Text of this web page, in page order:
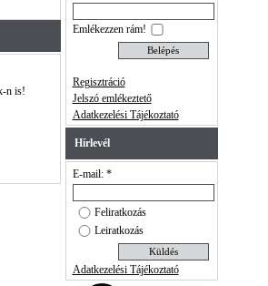
n is!
Emlékezzen rám!
Regisztráció
Jelszó emlékeztető
Adatkezelési Tájékoztató
Hírlevél
E-mail: *
Feliratkozás
Leiratkozás
Adatkezelési Tájékoztató